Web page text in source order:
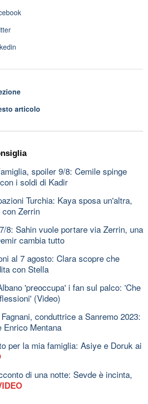
articolo
spoiler 9/8: Cemile spinge
i soldi di Kadir
Turchia: Kaya sposa un'altra,
Zerrin
8: Sahin vuole portare via Zerrin, una
cambia tutto
al 7 agosto: Clara scopre che
con Stella
'preoccupa' i fan sul palco: 'Che
(Video)
conduttrice a Sanremo 2023:
Enrico Mentana
per la mia famiglia: Asiye e Doruk ai
di una notte: Sevde è incinta,